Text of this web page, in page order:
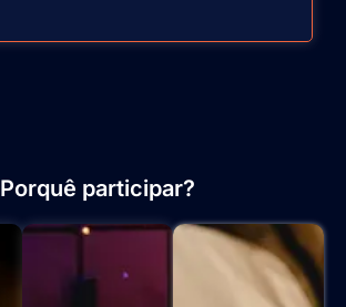
Porquê participar?